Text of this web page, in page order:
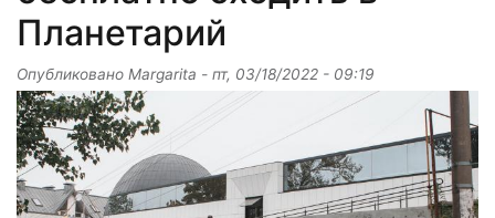
Планетарий
Опубликовано Margarita - пт, 03/18/2022 - 09:19